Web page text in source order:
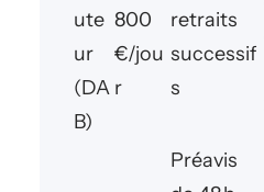
ute
ur
(DA
B)
800
€/jou
r
retraits
successif
s
Préavis